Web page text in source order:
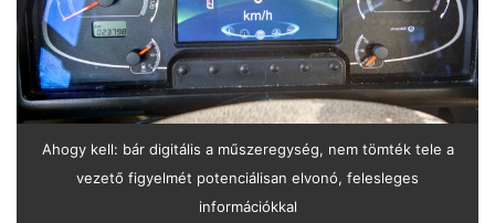
Ahogy kell: bár digitális a műszeregység, nem tömték tele a
vezető figyelmét potenciálisan elvonó, felesleges
információkkal